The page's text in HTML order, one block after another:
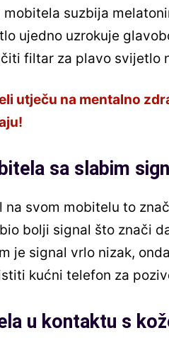
suzbija
ujedno uzrokuje
filtar za plavo svijetlo
utječu na mentalno
sa slabim
na svom mobitelu to
bolji signal što znači
je signal vrlo nizak,
kućni telefon za
u kontaktu s